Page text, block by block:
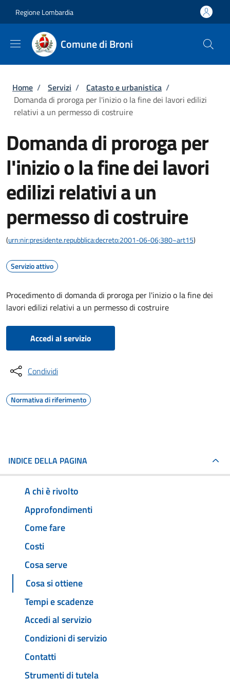
Regione Lombardia
Comune di Broni
Briciole di pane
Home / Servizi / Catasto e urbanistica /
Domanda di proroga per l'inizio o la fine dei lavori edilizi
relativi a un permesso di costruire
Domanda di proroga per
l'inizio o la fine dei lavori
edilizi relativi a un
permesso di costruire
(urn:nir:presidente.repubblica:decreto:2001-06-06;380~art15)
Servizio attivo
Procedimento di domanda di proroga per l'inizio o la fine dei
lavori edilizi relativi a un permesso di costruire
Accedi al servizio
Condividi
Normativa di riferimento
INDICE DELLA PAGINA
A chi è rivolto
Approfondimenti
Come fare
Costi
Cosa serve
Cosa si ottiene
Tempi e scadenze
Accedi al servizio
Condizioni di servizio
Contatti
Strumenti di tutela